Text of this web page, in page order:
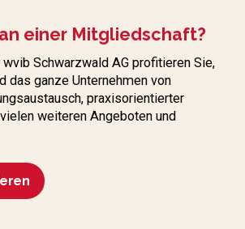
einer Mitgliedschaft?
Schwarzwald AG profitieren Sie,
das ganze Unternehmen von
praxisorientierter
weiteren Angeboten und